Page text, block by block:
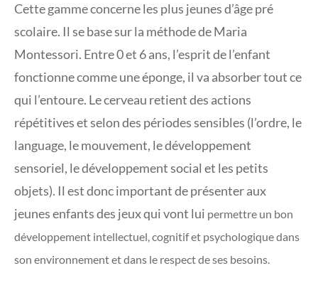
Cette gamme concerne les plus jeunes d’âge pré
scolaire. Il se base sur la méthode de Maria
Montessori. Entre 0 et 6 ans, l’esprit de l’enfant
fonctionne comme une éponge, il va absorber tout ce
qui l’entoure. Le cerveau retient des actions
répétitives et selon des périodes sensibles (l’ordre, le
language, le mouvement, le développement
sensoriel, le développement social et les petits
objets). Il est donc important de présenter aux
jeunes enfants des jeux qui vont lui permettre un bon
développement intellectuel, cognitif et psychologique dans
son environnement et dans le respect de ses besoins.